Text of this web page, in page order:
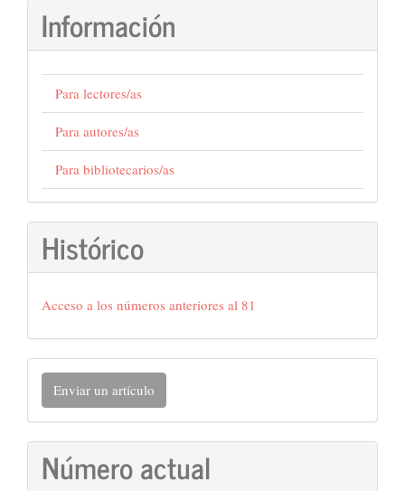
Información
Para lectores/as
Para autores/as
Para bibliotecarios/as
Histórico
Acceso a los números anteriores al 81
Enviar
un
artículo
Enviar un artículo
Número actual